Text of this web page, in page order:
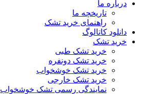
درباره ما
تاریخچه ما
راهنمای خرید تشک
دانلود کاتالوگ
خرید تشک
خرید تشک طبی
خرید تشک دونفره
خرید تشک خوشخواب
خرید تشک خارجی
نمایندگی رسمی تشک خوشخواب